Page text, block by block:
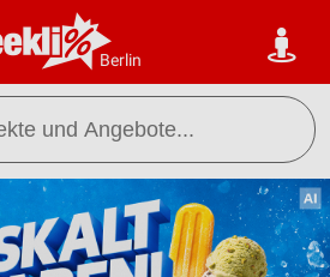
Berlin